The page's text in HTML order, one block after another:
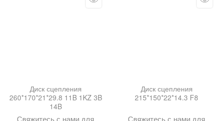
Диск сцепления
260*170*21*29.8 11B 1KZ 3B
14B
Свяжитесь с нами для
Диск сцепления
215*150*22*14.3 F8
Свяжитесь с нами для